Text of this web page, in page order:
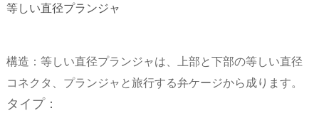
等しい直径プランジャ
構造：等しい直径プランジャは、上部と下部の等しい直径
コネクタ、プランジャと旅行する弁ケージから成ります。
タイプ：